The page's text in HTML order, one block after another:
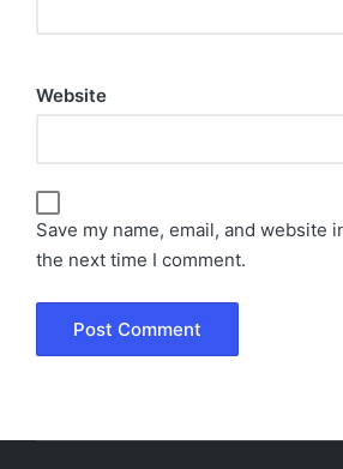
Website
Save my name, email, and website
the next time I comment.